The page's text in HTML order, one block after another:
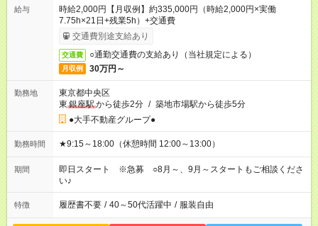
給与
時給2,000円【月収例】約335,000円（時給2,000円×実働
7.75h×21日+残業5h）+交通費
交通費別途支給あり
交通費 ○通勤交通費の支給あり（当社規定による）
月収例 30万円～
勤務地
東京都中央区
東 銀座駅から徒歩2分 / 築地市場駅から徒歩5分
●大手不動産グループ●
勤務時間 ★9:15～18:00（休憩時間 12:00～13:00）
期間
即日スタート ※急募 ○8月～、9月～スタートもご相談くださ
い♪
特徴 履歴書不要 / 40～50代活躍中 / 服装自由